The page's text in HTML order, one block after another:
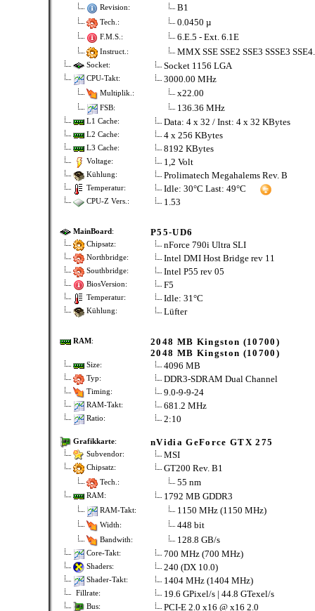
Revision: B1
Tech.: 0.0450 µ
F.M.S.: 6.E.5 - Ext. 6.1E
Instruct.: MMX SSE SSE2 SSE3 SSSE3
Socket: Socket 1156 LGA
CPU-Takt: 3000.00 MHz
Multiplik.: x22.00
FSB: 136.36 MHz
L1 Cache: Data: 4 x 32 / Inst: 4 x 32 KBytes
L2 Cache: 4 x 256 KBytes
L3 Cache: 8192 KBytes
Voltage: 1,2 Volt
Kühlung: Prolimatech Megahalems Rev. B
Temperatur: Idle: 30°C Last: 49°C
CPU-Z Vers.: 1.53
MainBoard: P55-UD6
Chipsatz: nForce 790i Ultra SLI
Northbridge: Intel DMI Host Bridge rev 11
Southbridge: Intel P55 rev 05
BiosVersion: F5
Temperatur: Idle: 31°C
Kühlung: Lüfter
RAM:
2048 MB Kingston (10700)
2048 MB Kingston (10700)
Size: 4096 MB
Typ: DDR3-SDRAM Dual Channel
Timing: 9.0-9-9-24
RAM-Takt: 681.2 MHz
Ratio: 2:10
Grafikkarte: nVidia GeForce GTX 275
Subvendor: MSI
Chipsatz: GT200 Rev. B1
Tech.: 55 nm
RAM: 1792 MB GDDR3
RAM-Takt: 1150 MHz (1150 MHz)
Width: 448 bit
Bandwith: 128.8 GB/s
Core-Takt: 700 MHz (700 MHz)
Shaders: 240 (DX 10.0)
Shader-Takt: 1404 MHz (1404 MHz)
Fillrate: 19.6 GPixel/s | 44.8 GTexel/s
Bus: PCI-E 2.0 x16 @ x16 2.0